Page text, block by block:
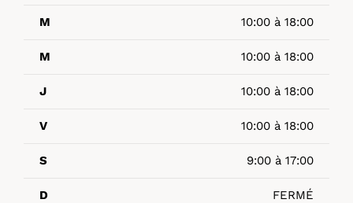
M 10:00 à 18:00
M 10:00 à 18:00
J 10:00 à 18:00
V 10:00 à 18:00
S 9:00 à 17:00
D FERMÉ